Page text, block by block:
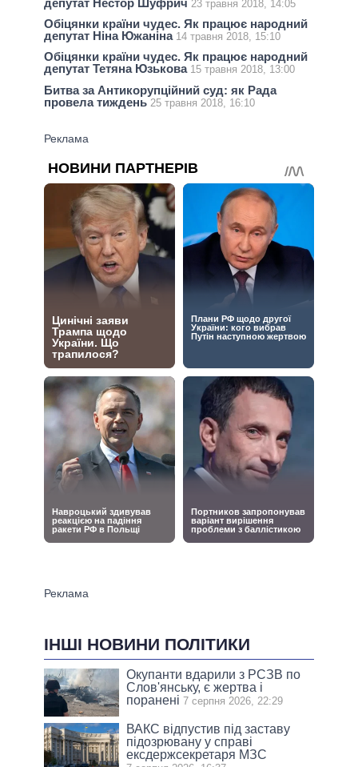
депутат Нестор Шуфрич 23 травня 2018, 14:05
Обіцянки країни чудес. Як працює народний
депутат Ніна Южаніна 14 травня 2018, 15:10
Обіцянки країни чудес. Як працює народний
депутат Тетяна Юзькова 15 травня 2018, 13:00
Битва за Антикорупційний суд: як Рада
провела тиждень 25 травня 2018, 16:10
ІНШІ НОВИНИ ПОЛІТИКИ
Окупанти вдарили з РСЗВ по
Слов'янську, є жертва і
поранені 7 серпня 2026, 22:29
ВАКС відпустив під заставу
підозрювану у справі
ексдержсекретаря МЗС